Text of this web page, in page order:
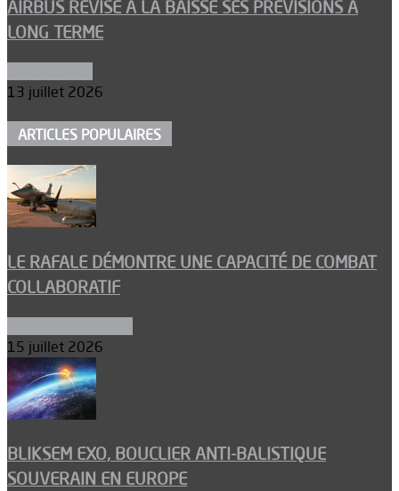
AIRBUS RÉVISE À LA BAISSE SES PRÉVISIONS À
LONG TERME
13 juillet 2026
ARTICLES POPULAIRES
LE RAFALE DÉMONTRE UNE CAPACITÉ DE COMBAT
COLLABORATIF
15 juillet 2026
BLIKSEM EXO, BOUCLIER ANTI-BALISTIQUE
SOUVERAIN EN EUROPE